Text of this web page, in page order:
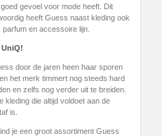
gevoel voor mode heeft. Dit
heeft Guess naast kleding ook
en accessoire lijn.
door de jaren heen haar sporen
het merk timmert nog steeds hard
en zelfs nog verder uit te breiden.
die altijd voldoet aan de
is.
je een groot assortiment Guess